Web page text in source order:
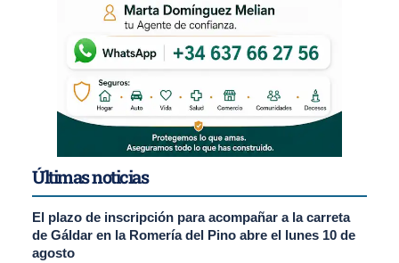
Últimas noticias
El plazo de inscripción para acompañar a la carreta
de Gáldar en la Romería del Pino abre el lunes 10 de
agosto